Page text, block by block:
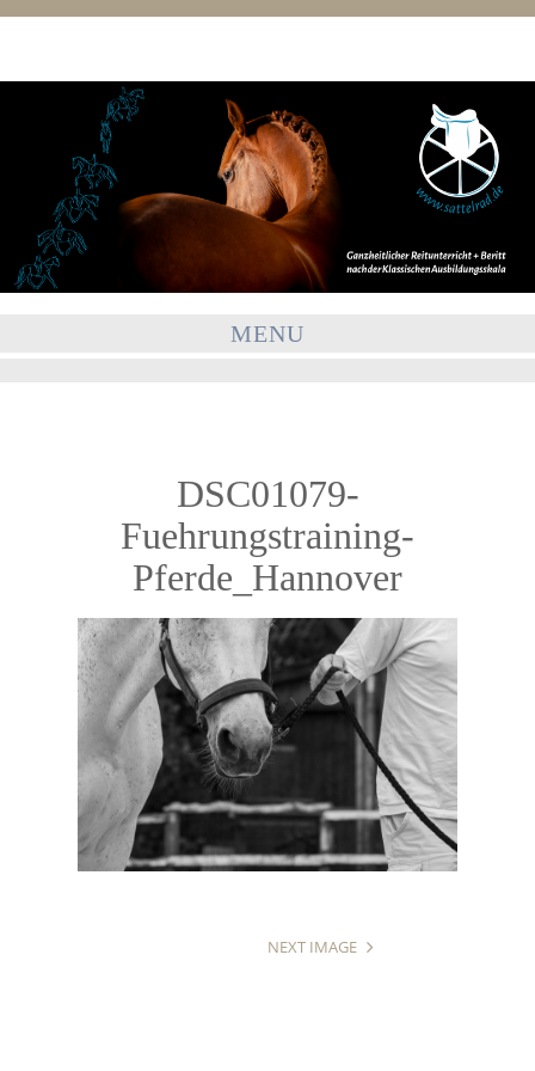
MENU
DSC01079-
Fuehrungstraining-
Pferde_Hannover
NEXT IMAGE